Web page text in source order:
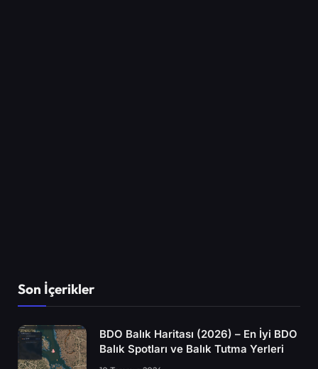
Son İçerikler
BDO Balık Haritası (2026) – En İyi BDO
Balık Spotları ve Balık Tutma Yerleri